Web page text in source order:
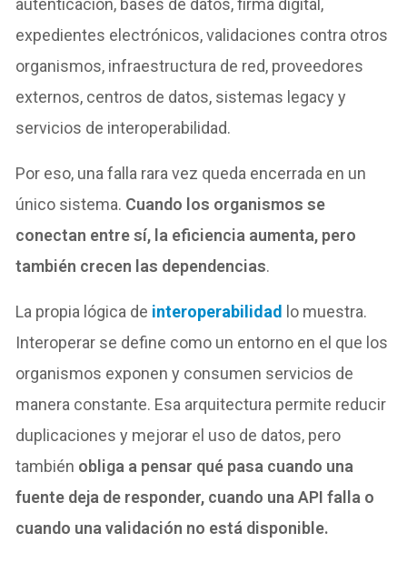
autenticación, bases de datos, firma digital,
expedientes electrónicos, validaciones contra otros
organismos, infraestructura de red, proveedores
externos, centros de datos, sistemas legacy y
servicios de interoperabilidad.
Por eso, una falla rara vez queda encerrada en un
único sistema. Cuando los organismos se
conectan entre sí, la eficiencia aumenta, pero
también crecen las dependencias.
La propia lógica de interoperabilidad lo muestra.
Interoperar se define como un entorno en el que los
organismos exponen y consumen servicios de
manera constante. Esa arquitectura permite reducir
duplicaciones y mejorar el uso de datos, pero
también obliga a pensar qué pasa cuando una
fuente deja de responder, cuando una API falla o
cuando una validación no está disponible.